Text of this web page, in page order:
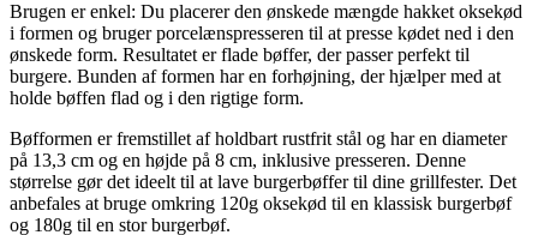
Brugen er enkel: Du placerer den ønskede mængde hakket oksekød
i formen og bruger porcelænspresseren til at presse kødet ned i den
ønskede form. Resultatet er flade bøffer, der passer perfekt til
burgere. Bunden af ​​formen har en forhøjning, der hjælper med at
holde bøffen flad og i den rigtige form.
Bøfformen er fremstillet af holdbart rustfrit stål og har en diameter
på 13,3 cm og en højde på 8 cm, inklusive presseren. Denne
størrelse gør det ideelt til at lave burgerbøffer til dine grillfester. Det
anbefales at bruge omkring 120g oksekød til en klassisk burgerbøf
og 180g til en stor burgerbøf.